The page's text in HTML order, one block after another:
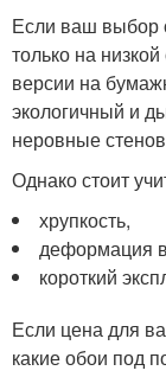
Если ваш выбор
только на
версии на
экологичный и
неровные
Однако стоит
хрупкость,
деформация в
короткий
Если цена для
какие обои под